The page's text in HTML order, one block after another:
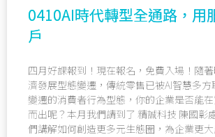
0410AI時代轉型全通路，用
戶
四月好課報到！現在報名，免費入場！隨
濟發展型態變遷，傳統零售已被AI智慧多
變遷的消費者行為型態，你的企業是否能
而出呢？本月我們請到了 精誠科技 陳國彰
們講解如何創造更多元生態圈，為企業更